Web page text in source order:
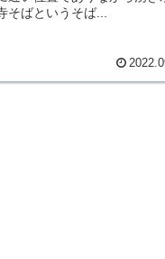
ばというそば...